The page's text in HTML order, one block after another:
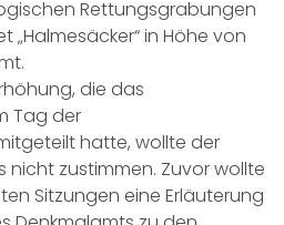
Rettungsgrabungen
in Höhe von
die das
Tag der
hatte, wollte der
nicht zustimmen. Zuvor wollte
Sitzungen eine Erläuterung